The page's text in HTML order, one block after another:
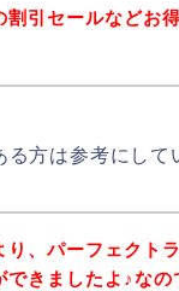
割引セールなどお
方は参考にして
り、パーフェクト
できましたよ♪なの